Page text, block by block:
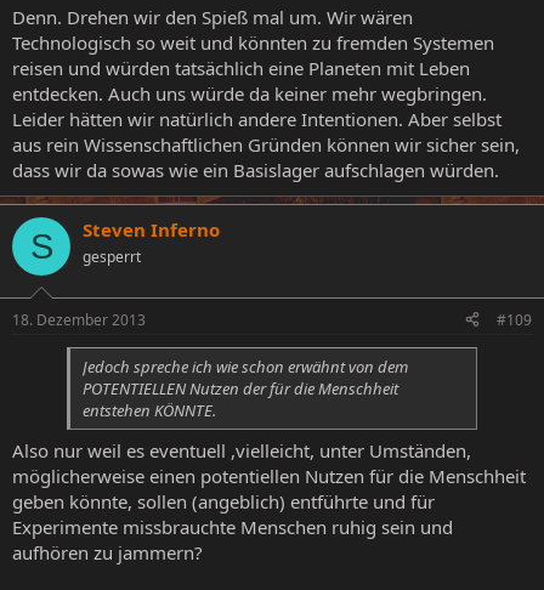
Denn. Drehen wir den Spieß mal um. Wir wären
Technologisch so weit und könnten zu fremden Systemen
reisen und würden tatsächlich eine Planeten mit Leben
entdecken. Auch uns würde da keiner mehr wegbringen.
Leider hätten wir natürlich andere Intentionen. Aber selbst
aus rein Wissenschaftlichen Gründen können wir sicher sein,
dass wir da sowas wie ein Basislager aufschlagen würden.
S Steven Inferno
gesperrt
18. Dezember 2013 #109
Jedoch spreche ich wie schon erwähnt von dem
POTENTIELLEN Nutzen der für die Menschheit
entstehen KÖNNTE.
Also nur weil es eventuell ,vielleicht, unter Umständen,
möglicherweise einen potentiellen Nutzen für die Menschheit
geben könnte, sollen (angeblich) entführte und für
Experimente missbrauchte Menschen ruhig sein und
aufhören zu jammern?